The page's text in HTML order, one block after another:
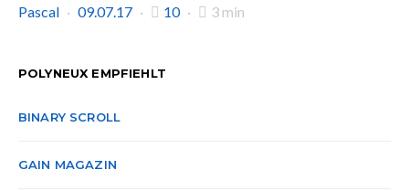
Pascal
09.07.17 10 3 min
POLYNEUX EMPFIEHLT
BINARY SCROLL
GAIN MAGAZIN